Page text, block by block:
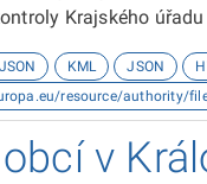
Krajského
KML JSON
resource/authority/
v